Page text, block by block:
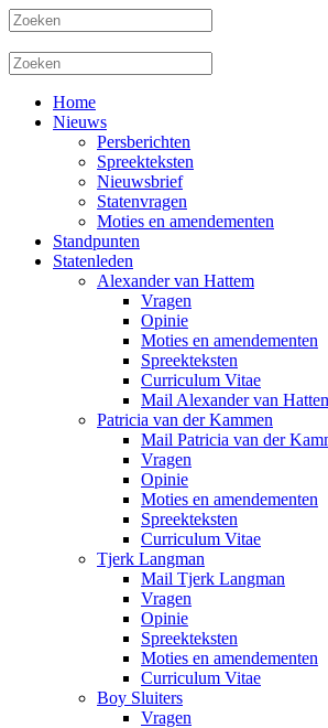
Home
Nieuws
Persberichten
Spreekteksten
Nieuwsbrief
Statenvragen
Moties en amendementen
Standpunten
Statenleden
Alexander van Hattem
Vragen
Opinie
Moties en amendementen
Spreekteksten
Curriculum Vitae
Mail Alexander van
Patricia van der Kammen
Mail Patricia van der
Vragen
Opinie
Moties en amendementen
Spreekteksten
Curriculum Vitae
Tjerk Langman
Mail Tjerk Langman
Vragen
Opinie
Spreekteksten
Moties en amendementen
Curriculum Vitae
Boy Sluiters
Vragen